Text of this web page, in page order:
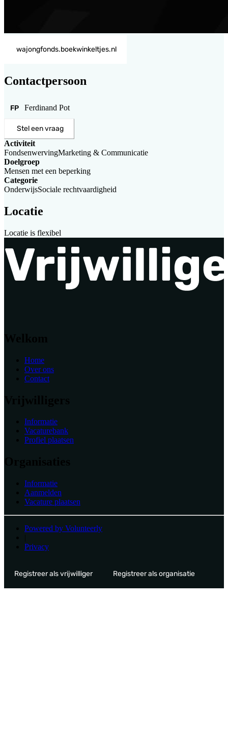
wajongfonds.boekwinkeltjes.nl
Contactpersoon
FP Ferdinand Pot
Stel een vraag
Activiteit
FondsenwervingMarketing & Communicatie
Doelgroep
Mensen met een beperking
Categorie
OnderwijsSociale rechtvaardigheid
Locatie
Locatie is flexibel
Home
Over ons
Contact
Informatie
Vacaturebank
Profiel plaatsen
Informatie
Aanmelden
Vacature plaatsen
Powered by Volunteerly
Privacy
Registreer als vrijwilliger Registreer als organisatie